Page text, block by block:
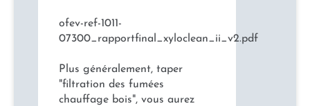
ofev-ref-1011-
07300_rapportfinal_xyloclean_ii_v2.pdf
Plus généralement, taper
"filtration des fumées
chauffage bois", vous aurez